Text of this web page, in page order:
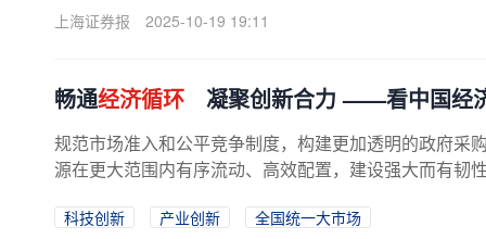
上海证券报
2025-10-19 19:11
畅通经济循环 凝聚创新合力 ——看中国经
规范市场准入和公平竞争制度，构建更加透明的政府采
源在更大范围内有序流动、高效配置，建设强大而有韧
科技创新 产业创新
全国统一大市场